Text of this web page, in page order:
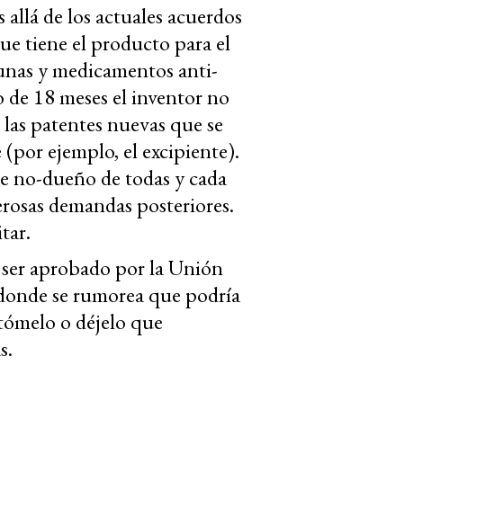
de los actuales acuerdos
tiene el producto para el
y medicamentos anti-
18 meses el inventor no
patentes nuevas que se
ejemplo, el excipiente).
no-dueño de todas y cada
demandas posteriores.
aprobado por la Unión
se rumorea que podría
o déjelo que